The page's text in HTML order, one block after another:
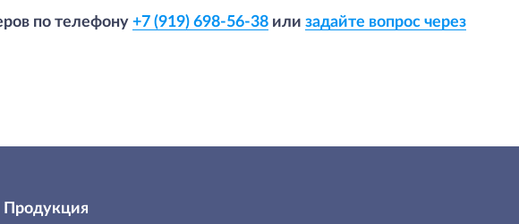
по телефону +7 (919) 698-56-38 или задайте вопрос через
Продукция